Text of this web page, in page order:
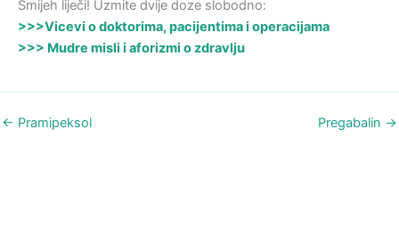
Smijeh liječi! Uzmite dvije doze slobodno:
>>>Vicevi o doktorima, pacijentima i operacijama
>>> Mudre misli i aforizmi o zdravlju
← Pramipeksol Pregabalin →